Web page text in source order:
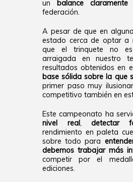
un balance claramente
federación.
A pesar de que en
estado cerca de optar a
que el trinquete no
arraigada en nuestro
resultados obtenidos en
base sólida sobre la que
primer paso muy
competitivo también en
Este campeonato ha
nivel real, detectar
rendimiento en paleta
sobre todo para
debemos trabajar más
competir por el
ediciones.